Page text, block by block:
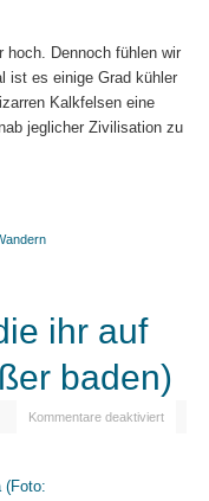
hoch. Dennoch fühlen wir
ist es einige Grad kühler
Kalkfelsen eine
jeglicher Zivilisation zu
ihr auf
baden)
Kommentare deaktiviert